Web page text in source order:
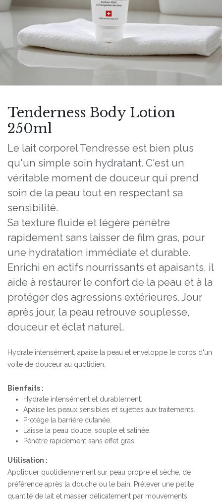
Tenderness Body Lotion
250ml
Le lait corporel Tendresse est bien plus
qu'un simple soin hydratant. C'est un
véritable moment de douceur qui prend
soin de la peau tout en respectant sa
sensibilité.
Sa texture fluide et légère pénètre
rapidement sans laisser de film gras, pour
une hydratation immédiate et durable.
Enrichi en actifs nourrissants et apaisants, il
aide à restaurer le confort de la peau et à la
protéger des agressions extérieures. Jour
après jour, la peau retrouve souplesse,
douceur et éclat naturel.
Hydrate intensément, apaise la peau et enveloppe le corps d'un
voile de douceur au quotidien.
Bienfaits :
Hydrate intensément et durablement.
Apaise les peaux sensibles et sujettes aux traitements.
Protège la barrière cutanée.
Laisse la peau douce, souple et satinée.
Pénètre rapidement sans effet gras.
Utilisation :
Appliquer quotidiennement sur peau propre et sèche, de
préférence après la douche ou le bain. Prélever une petite
quantité de lait et masser délicatement par mouvements